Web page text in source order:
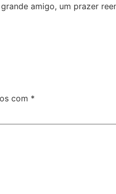
amigo, um prazer
com *